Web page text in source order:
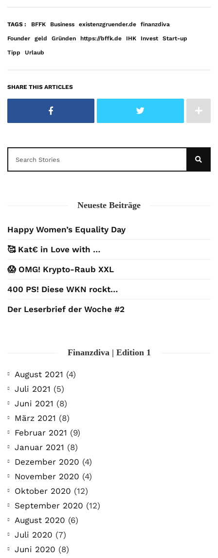
TAGS : BFFK Business existenzgruender.de finanzdiva
Founder geld Gründen https://bffk.de IHK Invest Start-up
Tipp Urlaub
SHARE THIS ARTICLES
Neueste Beiträge
Happy Women’s Equality Day
🥰 Kat€ in Love with …
😱 OMG! Krypto-Raub XXL
400 PS! Diese WKN rockt…
Der Leserbrief der Woche #2
Finanzdiva | Edition 1
August 2021 (4)
Juli 2021 (5)
Juni 2021 (8)
März 2021 (8)
Februar 2021 (9)
Januar 2021 (8)
Dezember 2020 (4)
November 2020 (4)
Oktober 2020 (12)
September 2020 (12)
August 2020 (6)
Juli 2020 (7)
Juni 2020 (8)